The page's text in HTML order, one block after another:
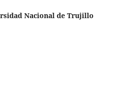
Nacional de Trujillo